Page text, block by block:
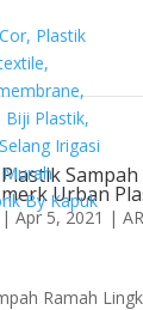
Sampah
Urban
| Apr 5, 2021 |
Ramah